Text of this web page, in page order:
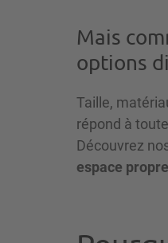
Mais
options
Taille,
répond à
Découvrez
espace